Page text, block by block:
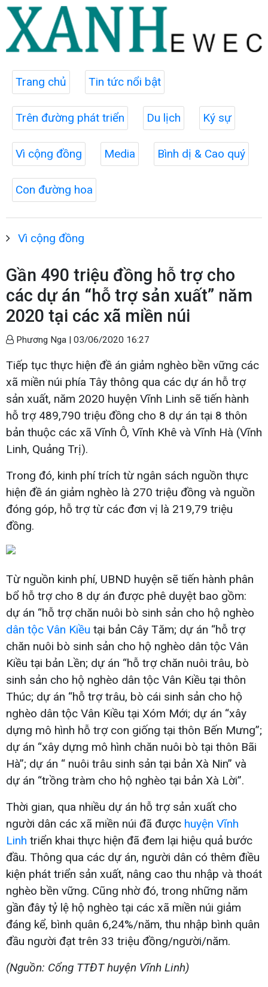
Trang chủ Tin tức nổi bật
Trên đường phát triển Du lịch Ký sự
Vì cộng đồng Media Bình dị & Cao quý
Con đường hoa
Vì cộng đồng
Gần 490 triệu đồng hỗ trợ cho
các dự án “hỗ trợ sản xuất” năm
2020 tại các xã miền núi
Phương Nga | 03/06/2020 16:27
Tiếp tục thực hiện đề án giảm nghèo bền vững các
xã miền núi phía Tây thông qua các dự án hỗ trợ
sản xuất, năm 2020 huyện Vĩnh Linh sẽ tiến hành
hỗ trợ 489,790 triệu đồng cho 8 dự án tại 8 thôn
bản thuộc các xã Vĩnh Ô, Vĩnh Khê và Vĩnh Hà (Vĩnh
Linh, Quảng Trị).
Trong đó, kinh phí trích từ ngân sách nguồn thực
hiện đề án giảm nghèo là 270 triệu đồng và nguồn
đóng góp, hỗ trợ từ các đơn vị là 219,79 triệu
đồng.
Từ nguồn kinh phí, UBND huyện sẽ tiến hành phân
bổ hỗ trợ cho 8 dự án được phê duyệt bao gồm:
dự án “hỗ trợ chăn nuôi bò sinh sản cho hộ nghèo
dân tộc Vân Kiều tại bản Cây Tăm; dự án “hỗ trợ
chăn nuôi bò sinh sản cho hộ nghèo dân tộc Vân
Kiều tại bản Lền; dự án “hỗ trợ chăn nuôi trâu, bò
sinh sản cho hộ nghèo dân tộc Vân Kiều tại thôn
Thúc; dự án “hỗ trợ trâu, bò cái sinh sản cho hộ
nghèo dân tộc Vân Kiều tại Xóm Mới; dự án “xây
dựng mô hình hỗ trợ con giống tại thôn Bến Mưng”;
dự án “xây dựng mô hình chăn nuôi bò tại thôn Bãi
Hà”; dự án “ nuôi trâu sinh sản tại bản Xà Nin” và
dự án “trồng tràm cho hộ nghèo tại bản Xà Lời”.
Thời gian, qua nhiều dự án hỗ trợ sản xuất cho
người dân các xã miền núi đã được huyện Vĩnh
Linh triển khai thực hiện đã đem lại hiệu quả bước
đầu. Thông qua các dự án, người dân có thêm điều
kiện phát triển sản xuất, nâng cao thu nhập và thoát
nghèo bền vững. Cũng nhờ đó, trong những năm
gần đây tỷ lệ hộ nghèo tại các xã miền núi giảm
đáng kể, bình quân 6,24%/năm, thu nhập bình quân
đầu người đạt trên 33 triệu đồng/người/năm.
(Nguồn: Cổng TTĐT huyện Vĩnh Linh)